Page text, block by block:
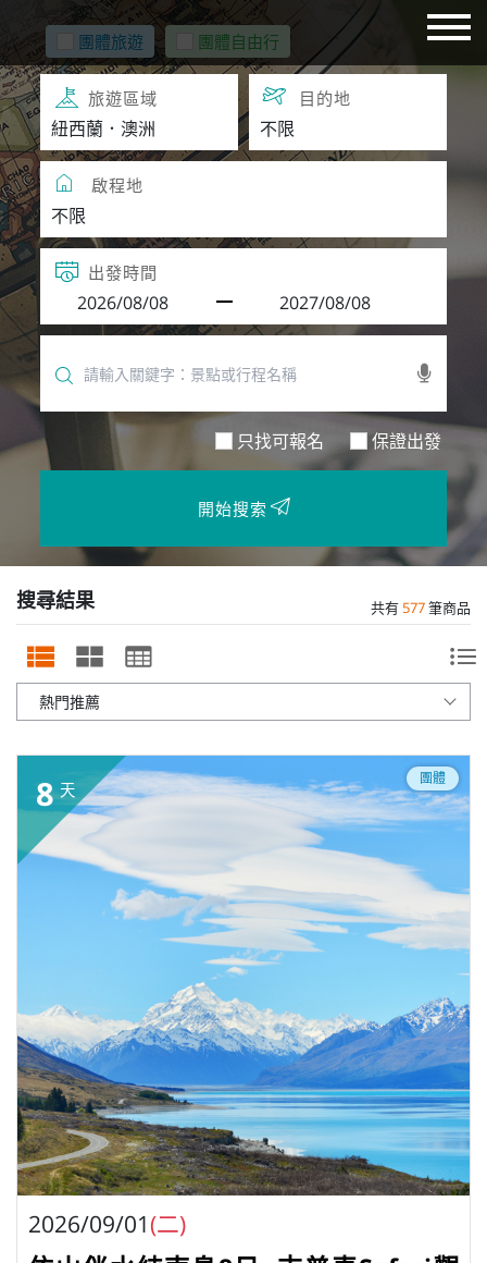
團體旅遊 團體自由行
旅遊區域 目的地
啟程地
出發時間
只找可報名 保證出發
開始搜索
搜尋結果 共有577筆商品
8 天
團體
2026/09/01(二)